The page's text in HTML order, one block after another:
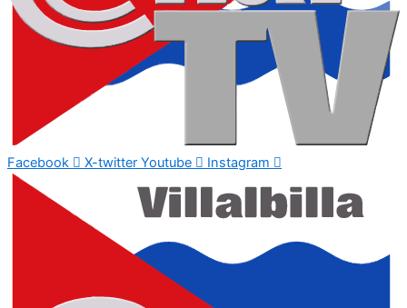
Facebook X-twitter Youtube Instagram